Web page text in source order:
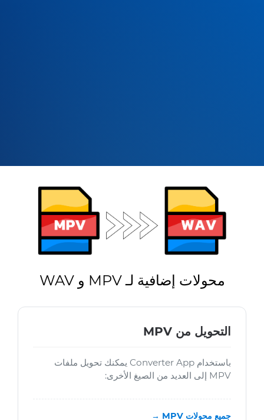
محولات إضافية لـ MPV و WAV
التحويل من MPV
باستخدام Converter App يمكنك تحويل ملفات
MPV إلى العديد من الصيغ الأخرى:
جميع محولات MPV →